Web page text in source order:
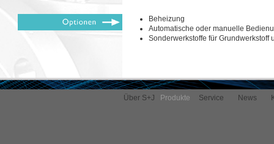
Beheizung
Automatische oder manuelle
Sonderwerkstoffe für Grundwerkstoff
Über S+J Produkte Service News